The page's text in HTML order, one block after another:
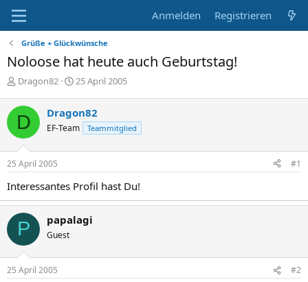
Anmelden Registrieren
Grüße + Glückwünsche
Noloose hat heute auch Geburtstag!
E
s
t
e
l
l
e
Dragon82
E
t
e
l
m
25 April 2005
D Dragon82
EF-Team Teammitglied
25 April 2005 #1
Interessantes Profil hast Du!
P papalagi
Guest
25 April 2005 #2